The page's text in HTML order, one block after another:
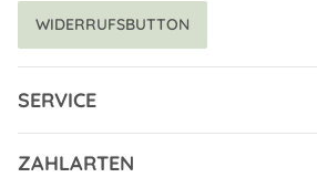
WIDERRUFSBUTTON
SERVICE
ZAHLARTEN